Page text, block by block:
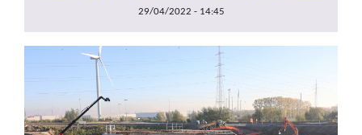
29/04/2022 - 14:45